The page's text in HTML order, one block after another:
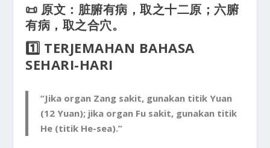
📜 原文： 脏腑有病，取之十二原； 六腑
有病，取之合穴。
1️⃣ TERJEMAHAN BAHASA
SEHARI-HARI
“Jika organ Zang sakit, gunakan titik Yuan
(12 Yuan); jika organ Fu sakit, gunakan titik
He (titik He-sea).”